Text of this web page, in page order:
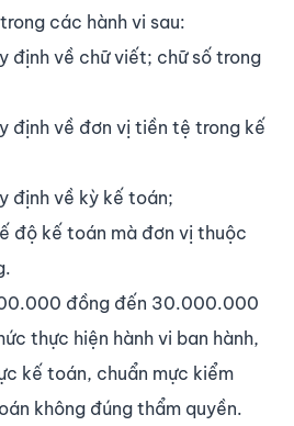
các hành vi sau:
định về chữ viết; chữ số trong
định về đơn vị tiền tệ trong kế
định về kỳ kế toán;
độ kế toán mà đơn vị thuộc
đồng đến 30.000.000
thực hiện hành vi ban hành,
kế toán, chuẩn mực kiểm
không đúng thẩm quyền.